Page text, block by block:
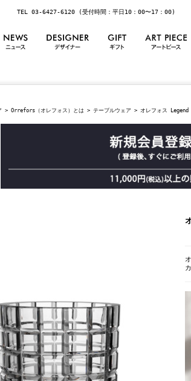
TEL 03-6427-6120 (受付時間：平日10：00〜17：00)
> Orrefors（オレフォス）とは > テーブルウェア > オレフォス Legend